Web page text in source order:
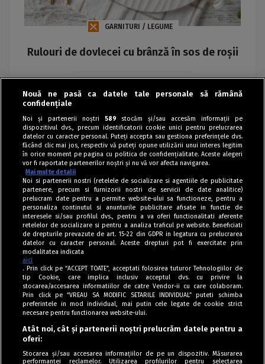
GARNITURI / LEGUME
Rulouri de dovlecei cu brânză în sos de roșii
Tag index
Program Antena 1
Nouă ne pasă ca datele tale personale să rămână
confidențiale
Noi și partenerii noștri 589 stocăm și/sau accesăm informații pe
dispozitivul dvs., precum identificatorii cookie unici pentru prelucrarea
datelor cu caracter personal. Puteți accepta sau gestiona preferințele dvs.
făcând clic mai jos, respectiv vă puteți opune utilizării unui interes legitim
în orice moment pe pagina cu politica de confidențialitate. Aceste alegeri
vor fi raportate partenerilor noștri și nu vă vor afecta navigarea.
Mai multe detalii
Noi si partenerii nostri (retelele de socializare si agentiile de publicitate
partenere, precum si furnizorii nostri de servicii de date analitice)
prelucram date pentru a permite website-ului sa functioneze, pentru a
personaliza continutul si anunturile publicitare afisate in functie de
interesele si/sau profilul dvs., pentru a va oferi functionalitati aferente
retelelor de socializare si pentru a analiza traficul pe website. Beneficiati
de drepturile prevazute de art. 15-22 din GDPR in legatura cu prelucrarea
datelor cu caracter personal. Aceste drepturi pot fi exercitate prin
modalitatea indicata
aici
. Prin click pe “ACCEPT TOATE”, acceptati folosirea tuturor Tehnologiilor de
tip Cookie, care implica inclusiv acceptul dvs. cu privire la
stocarea/accesarea informatiilor de catre Vendor-ii cu care colaboram.
Prin click pe “VREAU SA MODIFIC SETARILE INDIVIDUAL” puteti schimba
preferintele in mod individual, mai putin cele legate de cookie strict
necesare pentru functionarea website-ului.
Atât noi, cât și partenerii noștri prelucrăm datele pentru a
oferi:
Stocarea și/sau accesarea informațiilor de pe un dispozitiv. Măsurarea
performanței reclamelor. Utilizarea profilurilor pentru selectarea